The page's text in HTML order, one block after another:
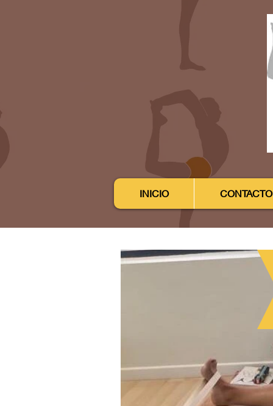
INICIO CONTACTO